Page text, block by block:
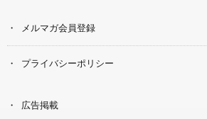
メルマガ会員登録
プライバシーポリシー
広告掲載